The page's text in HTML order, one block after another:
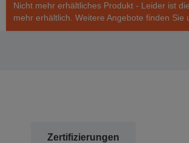
Nicht mehr erhältliches Produkt - Leider ist
mehr erhältlich. Weitere Angebote finden Sie
Zertifizierungen